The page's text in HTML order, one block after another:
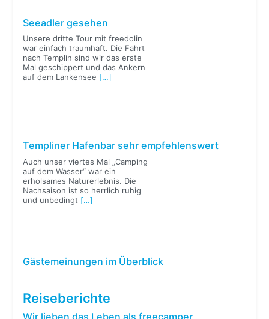
Seeadler gesehen
Unsere dritte Tour mit freedolin
war einfach traumhaft. Die Fahrt
nach Templin sind wir das erste
Mal geschippert und das Ankern
auf dem Lankensee […]
Templiner Hafenbar sehr empfehlenswert
Auch unser viertes Mal „Camping
auf dem Wasser“ war ein
erholsames Naturerlebnis. Die
Nachsaison ist so herrlich ruhig
und unbedingt […]
Gästemeinungen im Überblick
Reiseberichte